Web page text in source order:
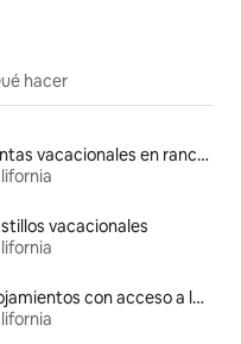
hacer
Rentas vacacionales en ranchos
vacacionales
Alojamientos con acceso a las pistas de esquí